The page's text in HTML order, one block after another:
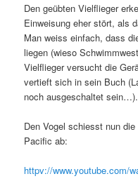
Den geübten Vielflieger
Einweisung eher stört, als
Man weiss einfach, dass
liegen (wieso
Vielflieger versucht die
vertieft sich in sein Buch
noch ausgeschaltet sein…).
Den Vogel schiesst nun
Pacific ab:
httpv://www.youtube.com/